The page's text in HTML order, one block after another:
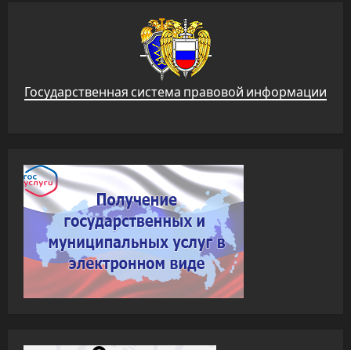
Государственная система правовой информации